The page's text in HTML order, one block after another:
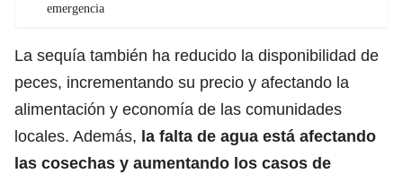
emergencia
La sequía también ha reducido la disponibilidad de
peces, incrementando su precio y afectando la
alimentación y economía de las comunidades
locales. Además, la falta de agua está afectando
las cosechas y aumentando los casos de